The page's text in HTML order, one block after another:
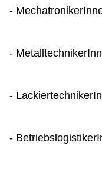
-
-
-
-